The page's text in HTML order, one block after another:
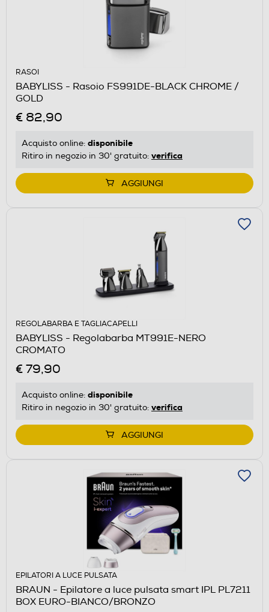
RASOI
BABYLISS - Rasoio FS991DE-BLACK CHROME /
GOLD
€ 82,90
Acquisto online: disponibile
Ritiro in negozio in 30' gratuito: verifica
AGGIUNGI
REGOLABARBA E TAGLIACAPELLI
BABYLISS - Regolabarba MT991E-NERO
CROMATO
€ 79,90
Acquisto online: disponibile
Ritiro in negozio in 30' gratuito: verifica
AGGIUNGI
EPILATORI A LUCE PULSATA
BRAUN - Epilatore a luce pulsata smart IPL PL7211
BOX EURO-BIANCO/BRONZO